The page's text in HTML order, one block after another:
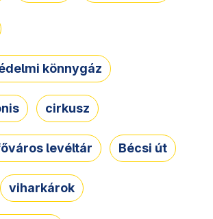
könnygáz
cirkusz
levéltár Bécsi út
viharkárok